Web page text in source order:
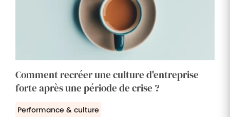
Comment recréer une culture d'entreprise
forte après une période de crise ?
Performance & culture